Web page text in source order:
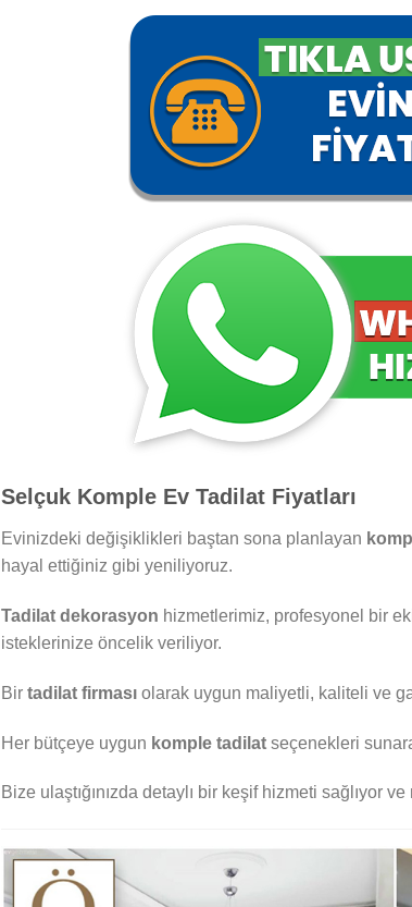
Selçuk Komple Ev Tadilat Fiyatları
Evinizdeki değişiklikleri baştan sona planlayan
hayal ettiğiniz gibi yeniliyoruz.
Tadilat dekorasyon hizmetlerimiz, profesyonel bir
isteklerinize öncelik veriliyor.
Bir tadilat firması olarak uygun maliyetli, kaliteli ve
Her bütçeye uygun komple tadilat seçenekleri
Bize ulaştığınızda detaylı bir keşif hizmeti sağlıyor